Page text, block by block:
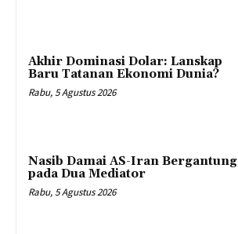
Akhir Dominasi Dolar: Lanskap
Baru Tatanan Ekonomi Dunia?
Rabu, 5 Agustus 2026
Nasib Damai AS-Iran Bergantung
pada Dua Mediator
Rabu, 5 Agustus 2026